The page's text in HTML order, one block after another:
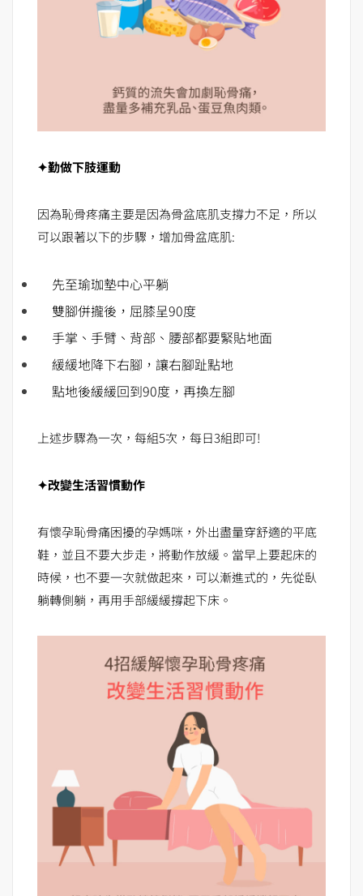
✦勤做下肢運動
因為恥骨疼痛主要是因為骨盆底肌支撐力不足，所以
可以跟著以下的步驟，增加骨盆底肌:
先至瑜珈墊中心平躺
雙腳併攏後，屈膝呈90度
手掌、手臂、背部、腰部都要緊貼地面
緩緩地降下右腳，讓右腳趾點地
點地後緩緩回到90度，再換左腳
上述步驟為一次，每組5次，每日3組即可!
✦改變生活習慣動作
有懷孕恥骨痛困擾的孕媽咪，外出盡量穿舒適的平底
鞋，並且不要大步走，將動作放緩。當早上要起床的
時候，也不要一次就做起來，可以漸進式的，先從臥
躺轉側躺，再用手部緩緩撐起下床。